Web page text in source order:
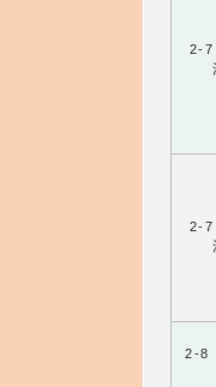
2-7
2-7
2-8